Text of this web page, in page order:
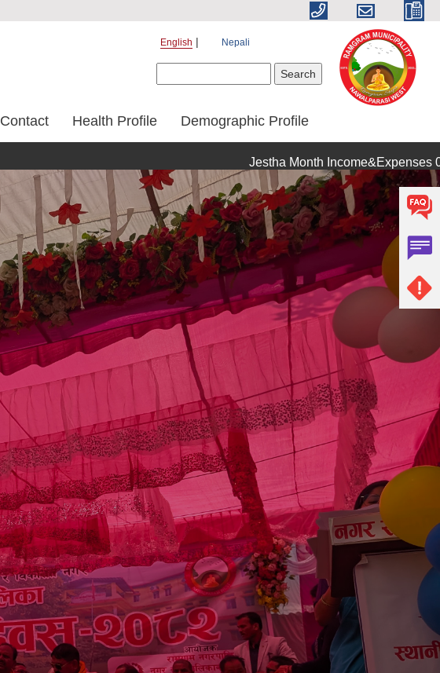
English Nepali
Contact Health Profile Demographic Profile
Jestha Month Income&Expenses 072/073